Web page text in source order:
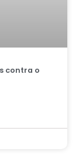
contra o